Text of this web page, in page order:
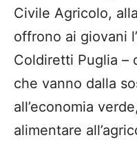
Civile Agricolo,
offrono ai giovani
Coldiretti Puglia –
che vanno dalla
all’economia
alimentare